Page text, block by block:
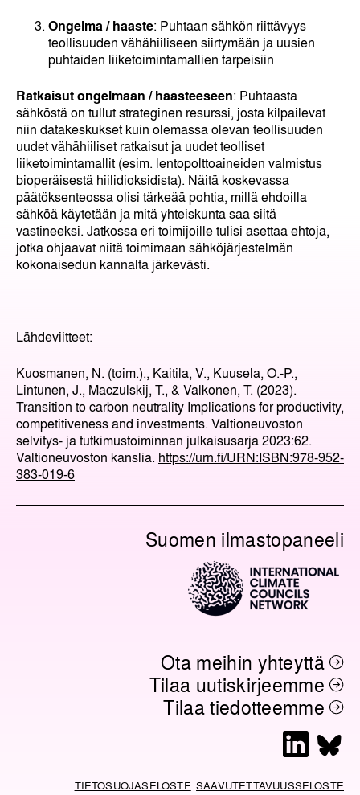
Ongelma / haaste: Puhtaan sähkön riittävyys
teollisuuden vähähiiliseen siirtymään ja uusien
puhtaiden liiketoimintamallien tarpeisiin
Ratkaisut ongelmaan / haasteeseen: Puhtaasta
sähköstä on tullut strateginen resurssi, josta kilpailevat
niin datakeskukset kuin olemassa olevan teollisuuden
uudet vähähiiliset ratkaisut ja uudet teolliset
liiketoimintamallit (esim. lentopolttoaineiden valmistus
bioperäisestä hiilidioksidista). Näitä koskevassa
päätöksenteossa olisi tärkeää pohtia, millä ehdoilla
sähköä käytetään ja mitä yhteiskunta saa siitä
vastineeksi. Jatkossa eri toimijoille tulisi asettaa ehtoja,
jotka ohjaavat niitä toimimaan sähköjärjestelmän
kokonaisedun kannalta järkevästi.
Lähdeviitteet:
Kuosmanen, N. (toim.)., Kaitila, V., Kuusela, O.-P.,
Lintunen, J., Maczulskij, T., & Valkonen, T. (2023).
Transition to carbon neutrality Implications for productivity,
competitiveness and investments. Valtioneuvoston
selvitys- ja tutkimustoiminnan julkaisusarja 2023:62.
Valtioneuvoston kanslia. https://urn.fi/URN:ISBN:978-952-
383-019-6
Suomen ilmastopaneeli
Ota meihin yhteyttä
Tilaa uutiskirjeemme
Tilaa tiedotteemme
L
n
TIETOSUOJASELOSTE SAAVUTETTAVUUSSELOSTE